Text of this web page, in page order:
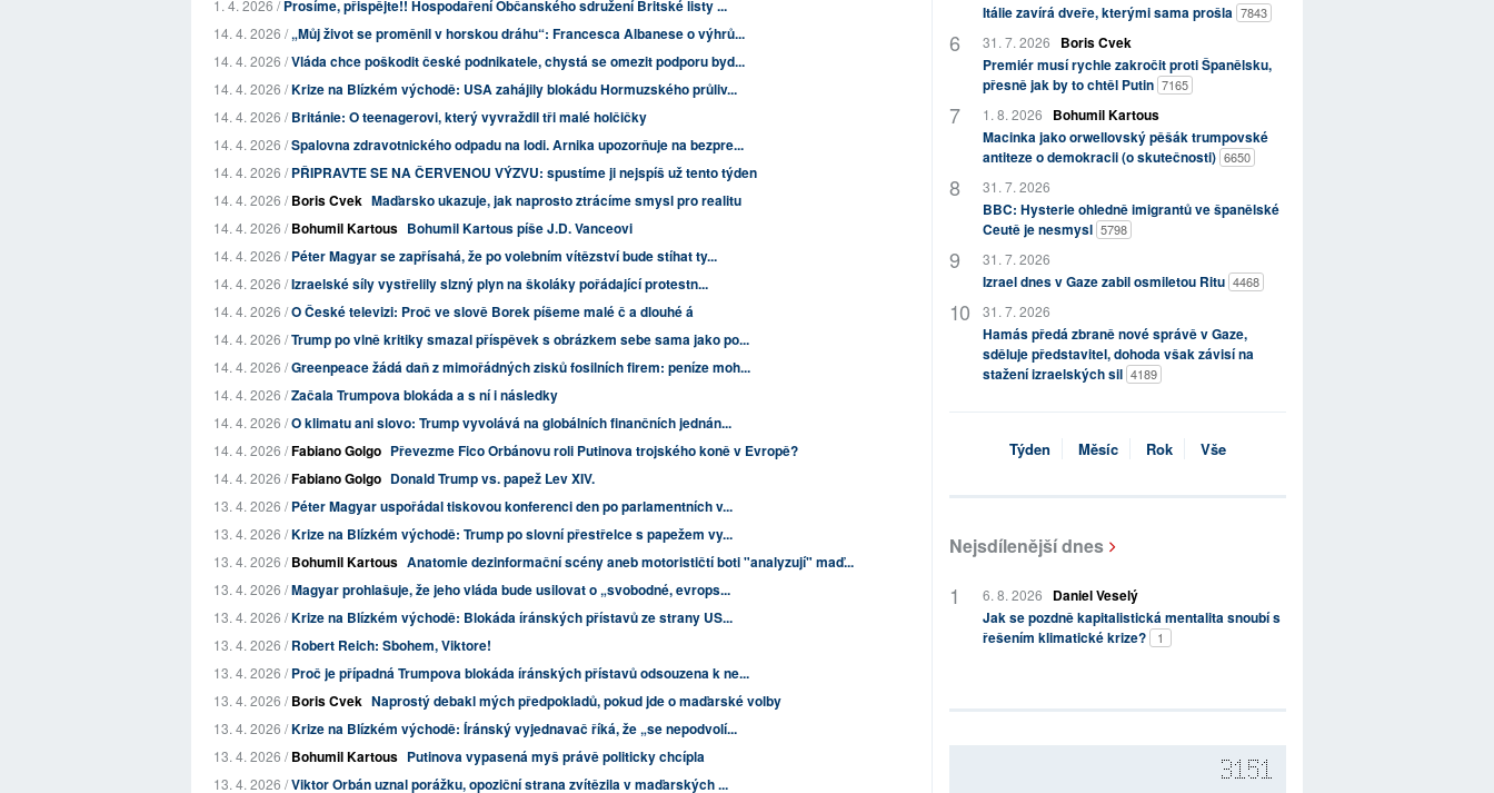
1. 4. 2026 /Prosíme, přispějte!! Hospodaření Občanského sdružení Britské listy ...
14. 4. 2026 /„Můj život se proměnil v horskou dráhu“: Francesca Albanese o výhrů...
14. 4. 2026 /Vláda chce poškodit české podnikatele, chystá se omezit podporu byd...
14. 4. 2026 /Krize na Blízkém východě: USA zahájily blokádu Hormuzského průliv...
14. 4. 2026 /Británie: O teenagerovi, který vyvraždil tři malé holčičky
14. 4. 2026 /Spalovna zdravotnického odpadu na lodi. Arnika upozorňuje na bezpre...
14. 4. 2026 /PŘIPRAVTE SE NA ČERVENOU VÝZVU: spustíme ji nejspíš už tento týden
14. 4. 2026 /Boris Cvek Maďarsko ukazuje, jak naprosto ztrácíme smysl pro realitu
14. 4. 2026 /Bohumil Kartous Bohumil Kartous píše J.D. Vanceovi
14. 4. 2026 /Péter Magyar se zapřísahá, že po volebním vítězství bude stíhat ty...
14. 4. 2026 /Izraelské síly vystřelily slzný plyn na školáky pořádající protestn...
14. 4. 2026 /O České televizi: Proč ve slově Borek píšeme malé č a dlouhé á
14. 4. 2026 /Trump po vlně kritiky smazal příspěvek s obrázkem sebe sama jako po...
14. 4. 2026 /Greenpeace žádá daň z mimořádných zisků fosilních firem: peníze moh...
14. 4. 2026 /Začala Trumpova blokáda a s ní i následky
14. 4. 2026 /O klimatu ani slovo: Trump vyvolává na globálních finančních jednán...
14. 4. 2026 /Fabiano Golgo Převezme Fico Orbánovu roli Putinova trojského koně v Evropě?
14. 4. 2026 /Fabiano Golgo Donald Trump vs. papež Lev XIV.
13. 4. 2026 /Péter Magyar uspořádal tiskovou konferenci den po parlamentních v...
13. 4. 2026 /Krize na Blízkém východě: Trump po slovní přestřelce s papežem vy...
13. 4. 2026 /Bohumil Kartous Anatomie dezinformační scény aneb motorističtí boti "analyzují" maď...
13. 4. 2026 /Magyar prohlašuje, že jeho vláda bude usilovat o „svobodné, evrops...
13. 4. 2026 /Krize na Blízkém východě: Blokáda íránských přístavů ze strany US...
13. 4. 2026 /Robert Reich: Sbohem, Viktore!
13. 4. 2026 /Proč je případná Trumpova blokáda íránských přístavů odsouzena k ne...
13. 4. 2026 /Boris Cvek Naprostý debakl mých předpokladů, pokud jde o maďarské volby
13. 4. 2026 /Krize na Blízkém východě: Íránský vyjednavač říká, že „se nepodvolí...
13. 4. 2026 /Bohumil Kartous Putinova vypasená myš právě politicky chcípla
13. 4. 2026 /Viktor Orbán uznal porážku, opoziční strana zvítězila v maďarských ...
Itálie zavírá dveře, kterými sama prošla 7843
31. 7. 2026
Boris Cvek
Premiér musí rychle zakročit proti Španělsku,
přesně jak by to chtěl Putin 7165
1. 8. 2026
Bohumil Kartous
Macinka jako orwellovský pěšák trumpovské
antiteze o demokracii (o skutečnosti) 6650
31. 7. 2026
BBC: Hysterie ohledně imigrantů ve španělské
Ceutě je nesmysl 5798
31. 7. 2026
Izrael dnes v Gaze zabil osmiletou Ritu 4468
31. 7. 2026
Hamás předá zbraně nové správě v Gaze,
sděluje představitel, dohoda však závisí na
stažení izraelských sil 4189
Týden Měsíc Rok Vše
Nejsdílenější dnes
6. 8. 2026
Daniel Veselý
Jak se pozdně kapitalistická mentalita snoubí s
řešením klimatické krize?
1
3151